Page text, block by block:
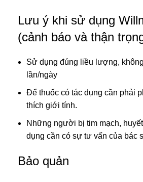
Lưu ý khi sử dụng
(cảnh báo và thận
Sử dụng đúng liều lượng,
lần/ngày
Để thuốc có tác dụng cần phải
thích giới tính.
Những người bị tim mạch,
dụng cần có sự tư vấn của bác
Bảo quản